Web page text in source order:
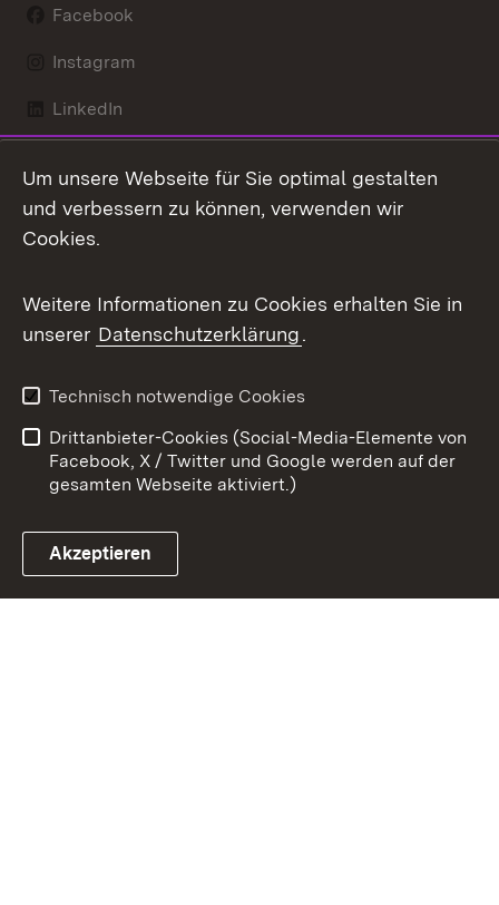
Facebook
Instagram
LinkedIn
X / Twitter
Youtube
Link zum Landesportal
Kontakt
Datenschutz
Barrierefreiheit
Impressum
Cookies
Um unsere Webseite für Sie optimal gestalten
und verbessern zu können, verwenden wir
Cookies.
Weitere Informationen zu Cookies erhalten Sie in
unserer Datenschutzerklärung.
Technisch notwendige Cookies
Drittanbieter-Cookies (Social-Media-Elemente von
Facebook, X / Twitter und Google werden auf der
gesamten Webseite aktiviert.)
Akzeptieren